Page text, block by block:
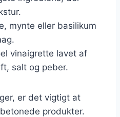
mynte eller basilikum
vinaigrette lavet af
salt og peber.
er det vigtigt at
produkter.